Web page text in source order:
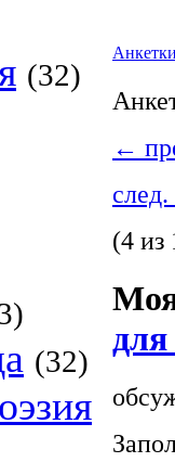
(32)
(32)
←
(4 из
для